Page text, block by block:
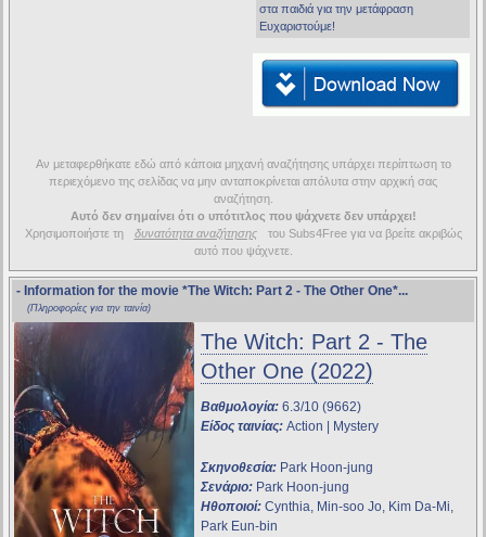
στα παιδιά για την μετάφραση
Ευχαριστούμε!
Αν μεταφερθήκατε εδώ από κάποια μηχανή αναζήτησης υπάρχει περίπτωση το
περιεχόμενο της σελίδας να μην ανταποκρίνεται απόλυτα στην αρχική σας
αναζήτηση.
Αυτό δεν σημαίνει ότι ο υπότιτλος που ψάχνετε δεν υπάρχει!
Χρησιμοποιήστε τη
δυνατότητα αναζήτησης
του Subs4Free για να βρείτε ακριβώς
αυτό που ψάχνετε.
- Information for the movie *The Witch: Part 2 - The Other One*...
(Πληροφορίες για την ταινία)
The Witch: Part 2 - The
Other One (2022)
Βαθμολογία: 6.3/10 (9662)
Είδος ταινίας: Action | Mystery
Σκηνοθεσία: Park Hoon-jung
Σενάριο: Park Hoon-jung
Ηθοποιοί: Cynthia, Min-soo Jo, Kim Da-Mi,
Park Eun-bin